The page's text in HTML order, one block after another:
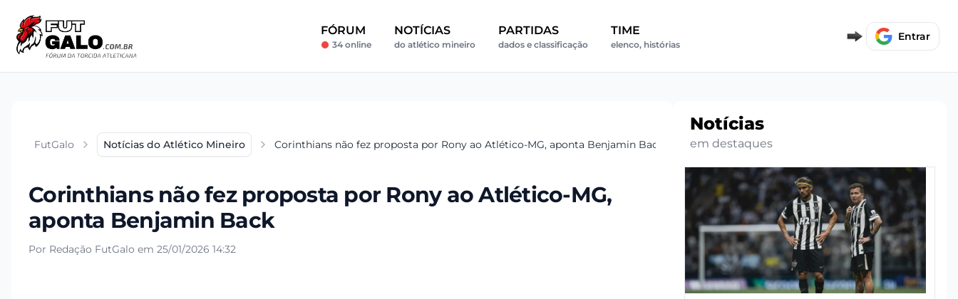
FÓRUM
34 online
NOTÍCIAS
do atlético mineiro
PARTIDAS
dados e classificação
TIME
elenco, histórias
Entrar
FutGalo Notícias do Atlético Mineiro Corinthians não fez proposta por Rony ao Atlético-MG, aponta Benjamin Back
Corinthians não fez proposta por Rony ao Atlético-MG,
aponta Benjamin Back
Por Redação FutGalo em 25/01/2026 14:32
Notícias
em destaques